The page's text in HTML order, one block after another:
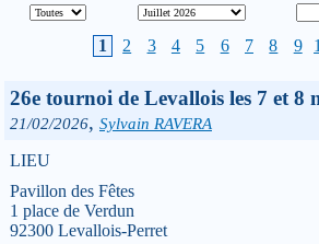
1 2 3 4 5 6 7 8 9
26e tournoi de Levallois les 7 et 8
21/02/2026, Sylvain RAVERA
LIEU
Pavillon des Fêtes
1 place de Verdun
92300 Levallois-Perret